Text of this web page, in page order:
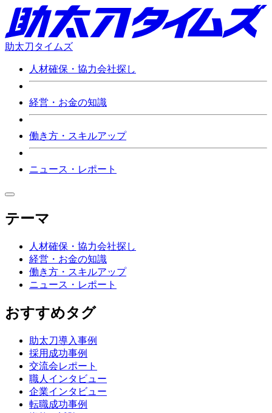
助太刀タイムズ
人材確保・協力会社探し
経営・お金の知識
働き方・スキルアップ
ニュース・レポート
テーマ
人材確保・協力会社探し
経営・お金の知識
働き方・スキルアップ
ニュース・レポート
おすすめタグ
助太刀導入事例
採用成功事例
交流会レポート
職人インタビュー
企業インタビュー
転職成功事例